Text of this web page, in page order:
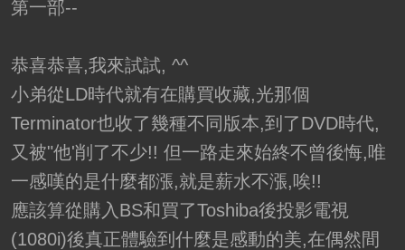
第一部--
恭喜恭喜,我來試試, ^^
小弟從LD時代就有在購買收藏,光那個
Terminator也收了幾種不同版本,到了DVD時代,
又被"他'削了不少!! 但一路走來始終不曾後悔,唯
一感嘆的是什麼都漲,就是薪水不漲,唉!!
應該算從購入BS和買了Toshiba後投影電視
(1080i)後真正體驗到什麼是感動的美,在偶然間